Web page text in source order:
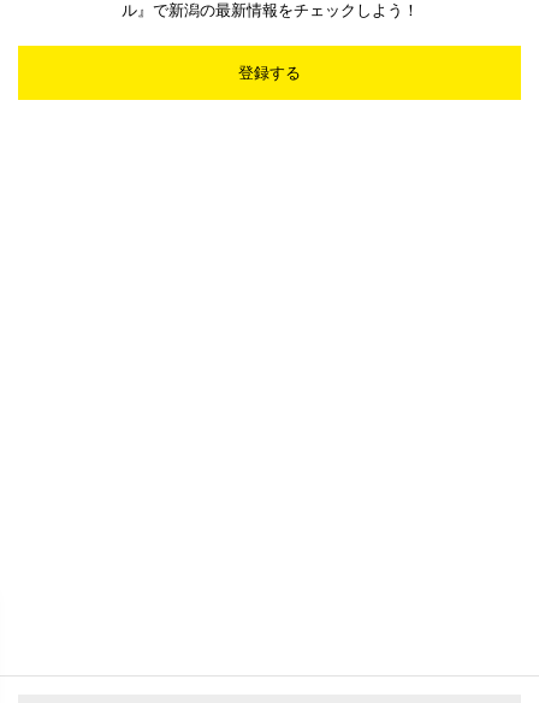
ル』で新潟の最新情報をチェックしよう！
登録する